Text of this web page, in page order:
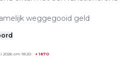
weggegooid geld
2026 om 18:20 +1870